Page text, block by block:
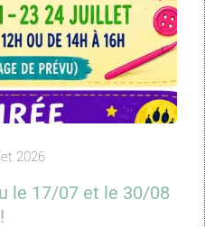
2026
le 17/07 et le 30/08
!